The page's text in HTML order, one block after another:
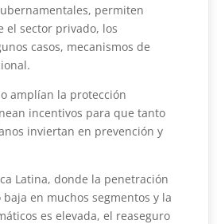
permiten
sector privado, los
casos, mecanismos de
amplían la protección
incentivos para que tanto
inviertan en prevención y
Latina, donde la penetración
en muchos segmentos y la
es elevada, el reaseguro